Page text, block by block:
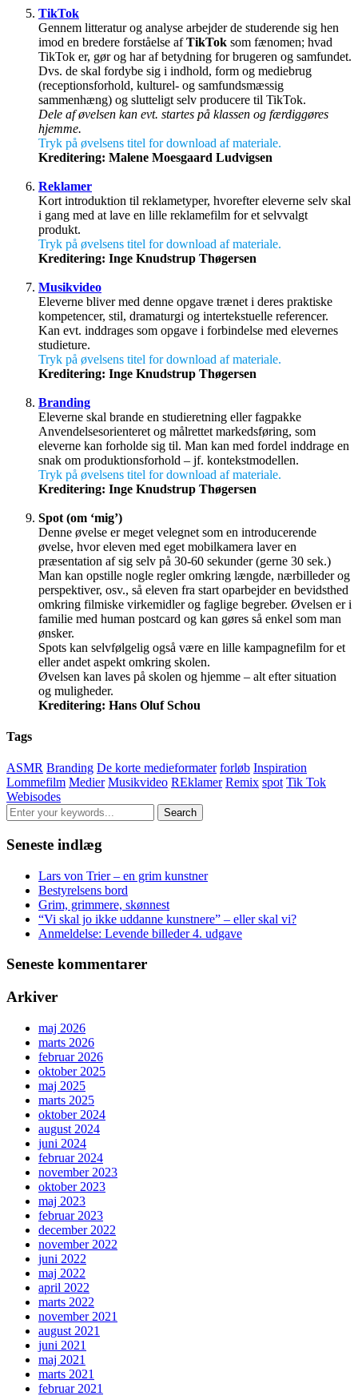
TikTok
Gennem litteratur og analyse arbejder de studerende sig hen
imod en bredere forståelse afTikTok som fænomen; hvad
TikTok er, gør og har af betydning for brugeren og samfundet.
Dvs. de skal fordybe sig i indhold, form og mediebrug
(receptionsforhold, kulturel- og samfundsmæssig
sammenhæng) og slutteligt selv producere til TikTok.
Dele af øvelsen kan evt. startes på klassen og færdiggøres
hjemme.
Tryk på øvelsens titel for download af materiale.
Kreditering: Malene Moesgaard Ludvigsen
Reklamer
Kort introduktion til reklametyper, hvorefter eleverne selv skal
i gang med at lave en lille reklamefilm for et selvvalgt
produkt.
Tryk på øvelsens titel for download af materiale.
Kreditering: Inge Knudstrup Thøgersen
Musikvideo
Eleverne bliver med denne opgave trænet i deres praktiske
kompetencer, stil, dramaturgi og intertekstuelle referencer.
Kan evt. inddrages som opgave i forbindelse med elevernes
studieture.
Tryk på øvelsens titel for download af materiale.
Kreditering: Inge Knudstrup Thøgersen
Branding
Eleverne skal brande en studieretning eller fagpakke
Anvendelsesorienteret og målrettet markedsføring, som
eleverne kan forholde sig til. Man kan med fordel inddrage en
snak om produktionsforhold – jf. kontekstmodellen.
Tryk på øvelsens titel for download af materiale.
Kreditering: Inge Knudstrup Thøgersen
Spot (om ‘mig’)
Denne øvelse er meget velegnet som en introducerende
øvelse, hvor eleven med eget mobilkamera laver en
præsentation af sig selv på 30-60 sekunder (gerne 30 sek.)
Man kan opstille nogle regler omkring længde, nærbilleder og
perspektiver, osv., så eleven fra start oparbejder en bevidsthed
omkring filmiske virkemidler og faglige begreber. Øvelsen er i
familie med human postcard og kan gøres så enkel som man
ønsker.
Spots kan selvfølgelig også være en lille kampagnefilm for et
eller andet aspekt omkring skolen.
Øvelsen kan laves på skolen og hjemme – alt efter situation
og muligheder.
Kreditering: Hans Oluf Schou
Tags
ASMR Branding De korte medieformater forløb Inspiration
Lommefilm Medier Musikvideo REklamer Remix spot Tik Tok
Webisodes
Seneste indlæg
Lars von Trier – en grim kunstner
Bestyrelsens bord
Grim, grimmere, skønnest
“Vi skal jo ikke uddanne kunstnere” – eller skal vi?
Anmeldelse: Levende billeder 4. udgave
Seneste kommentarer
Arkiver
maj 2026
marts 2026
februar 2026
oktober 2025
maj 2025
marts 2025
oktober 2024
august 2024
juni 2024
februar 2024
november 2023
oktober 2023
maj 2023
februar 2023
december 2022
november 2022
juni 2022
maj 2022
april 2022
marts 2022
november 2021
august 2021
juni 2021
maj 2021
marts 2021
februar 2021